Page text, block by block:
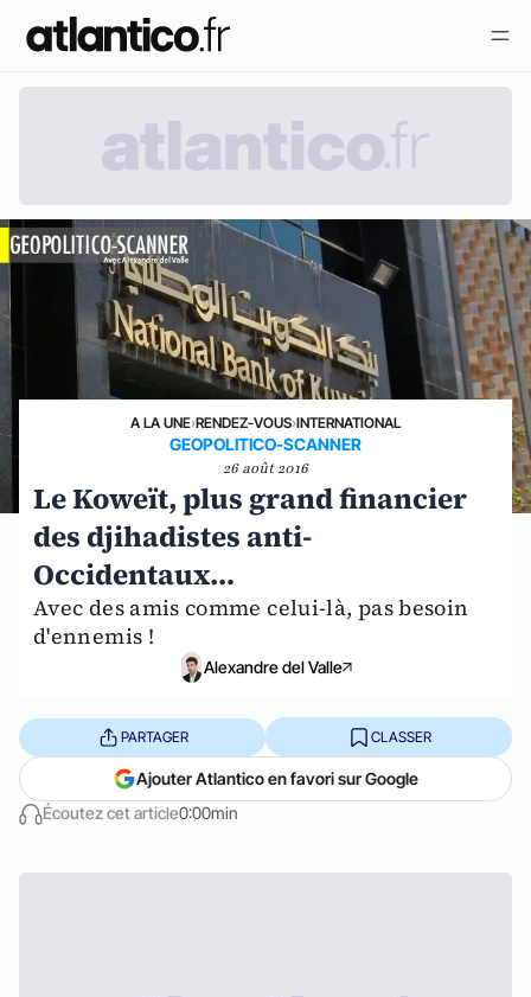
A LA UNE›RENDEZ-VOUS›INTERNATIONAL
GEOPOLITICO-SCANNER
26 août 2016
Le Koweït, plus grand financier
des djihadistes anti-
Occidentaux…
Avec des amis comme celui-là, pas besoin
d'ennemis !
Alexandre del Valle
Écoutez cet article0:00min
PARTAGER CLASSER
Ajouter Atlantico en favori sur Google